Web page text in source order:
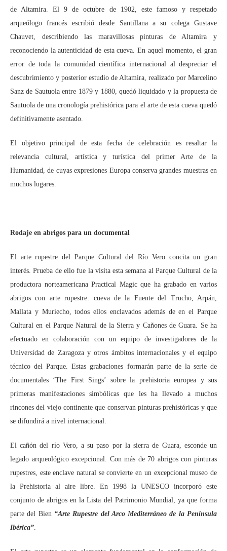
de Altamira. El 9 de octubre de 1902, este famoso y respetado
arqueólogo francés escribió desde Santillana a su colega Gustave
Chauvet, describiendo las maravillosas pinturas de Altamira y
reconociendo la autenticidad de esta cueva. En aquel momento, el gran
error de toda la comunidad científica internacional al despreciar el
descubrimiento y posterior estudio de Altamira, realizado por Marcelino
Sanz de Sautuola entre 1879 y 1880, quedó liquidado y la propuesta de
Sautuola de una cronología prehistórica para el arte de esta cueva quedó
definitivamente asentado.
El objetivo principal de esta fecha de celebración es resaltar la
relevancia cultural, artística y turística del primer Arte de la
Humanidad, de cuyas expresiones Europa conserva grandes muestras en
muchos lugares.
Rodaje en abrigos para un documental
El arte rupestre del Parque Cultural del Río Vero concita un gran
interés. Prueba de ello fue la visita esta semana al Parque Cultural de la
productora norteamericana Practical Magic que ha grabado en varios
abrigos con arte rupestre: cueva de la Fuente del Trucho, Arpán,
Mallata y Muriecho, todos ellos enclavados además de en el Parque
Cultural en el Parque Natural de la Sierra y Cañones de Guara. Se ha
efectuado en colaboración con un equipo de investigadores de la
Universidad de Zaragoza y otros ámbitos internacionales y el equipo
técnico del Parque. Estas grabaciones formarán parte de la serie de
documentales ‘The First Sings’ sobre la prehistoria europea y sus
primeras manifestaciones simbólicas que les ha llevado a muchos
rincones del viejo continente que conservan pinturas prehistóricas y que
se difundirá a nivel internacional.
El cañón del río Vero, a su paso por la sierra de Guara, esconde un
legado arqueológico excepcional. Con más de 70 abrigos con pinturas
rupestres, este enclave natural se convierte en un excepcional museo de
la Prehistoria al aire libre. En 1998 la UNESCO incorporó este
conjunto de abrigos en la Lista del Patrimonio Mundial, ya que forma
parte del Bien “Arte Rupestre del Arco Mediterráneo de la Península
Ibérica”.